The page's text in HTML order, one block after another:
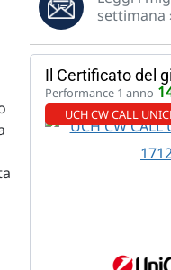
settimana
Il Certificato del
Performance 1 anno
UCH CW CALL